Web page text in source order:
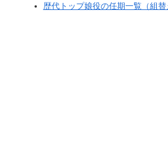
歴代トップ娘役の任期一覧（組替